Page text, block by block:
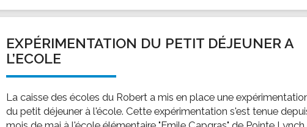
EXPÉRIMENTATION DU PETIT DÉJEUNER A
L’ECOLE
La caisse des écoles du Robert a mis en place une
du petit déjeuner à l'école. Cette expérimentation s'est tenue